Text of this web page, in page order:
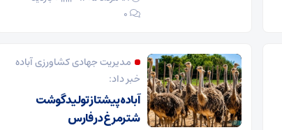
۰
مدیریت جهادی کشاورزی آباده
خبر داد:
آباده پیشتاز تولید گوشت
شترمرغ در فارس